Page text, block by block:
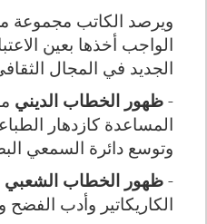
ويرصد الكاتب مجموعة
الواجب أخذها بعين
الجديد في المجال
- ظهور الخطاب الديني
المساعدة كازدهار
وتوسع دائرة السمعي
- ظهور الخطاب الشعبي
الكاريكاتير وأدب الفضح